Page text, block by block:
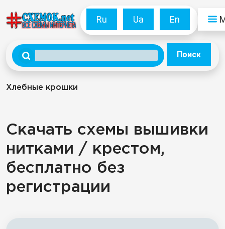
Ru Ua En
Поиск
Хлебные крошки
Скачать схемы вышивки
нитками / крестом,
бесплатно без
регистрации